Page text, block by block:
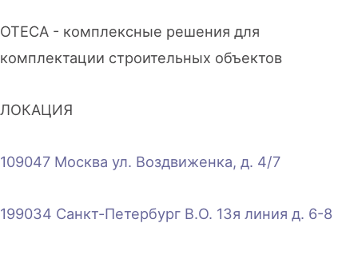
OTECA - комплексные решения для
комплектации строительных объектов
ЛОКАЦИЯ
109047 Москва ул. Воздвиженка, д. 4/7
199034 Санкт-Петербург В.О. 13я линия д. 6-8